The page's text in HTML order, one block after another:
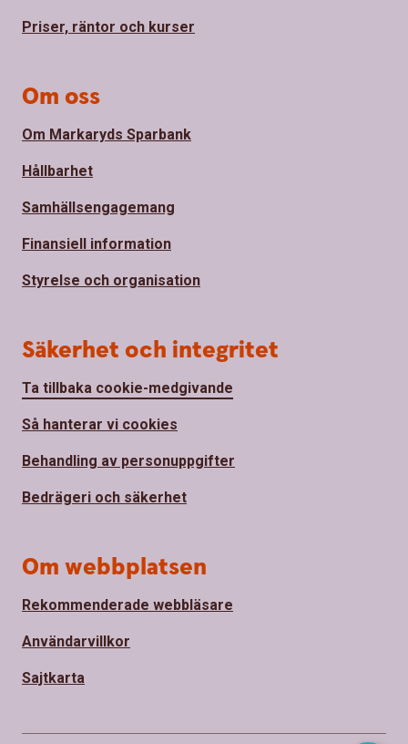
Priser, räntor och kurser
Om oss
Om Markaryds Sparbank
Hållbarhet
Samhällsengagemang
Finansiell information
Styrelse och organisation
Säkerhet och integritet
Ta tillbaka cookie-medgivande
Så hanterar vi cookies
Behandling av personuppgifter
Bedrägeri och säkerhet
Om webbplatsen
Rekommenderade webbläsare
Användarvillkor
Sajtkarta